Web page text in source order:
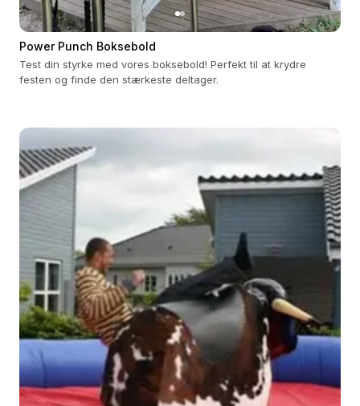
Power Punch Boksebold
Test din styrke med vores boksebold! Perfekt til at krydre
festen og finde den stærkeste deltager.